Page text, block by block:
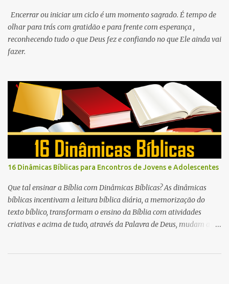
Encerrar ou iniciar um ciclo é um momento sagrado. É tempo de
olhar para trás com gratidão e para frente com esperança ,
reconhecendo tudo o que Deus fez e confiando no que Ele ainda vai
fazer.
16 Dinâmicas Bíblicas para Encontros de Jovens e Adolescentes
Que tal ensinar a Bíblia com Dinâmicas Bíblicas? As dinâmicas
bíblicas incentivam a leitura bíblica diária, a memorização do
texto bíblico, transformam o ensino da Bíblia com atividades
criativas e acima de tudo, através da Palavra de Deus, mudam a